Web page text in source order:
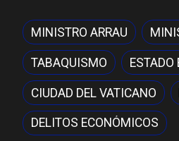
MINISTRO ARRAU
TABAQUISMO ESTADO
CIUDAD DEL VATICANO
DELITOS ECONÓMICOS